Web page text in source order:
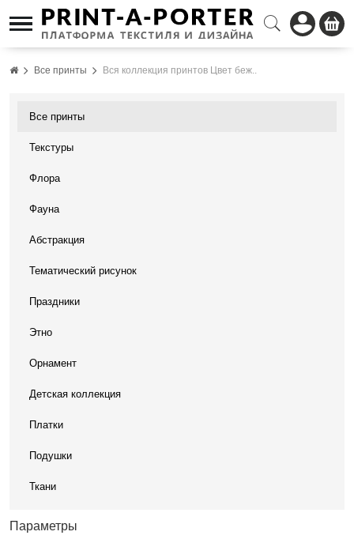
Все принты Вся коллекция принтов Цвет беж..
Все принты
Текстуры
Флора
Фауна
Абстракция
Тематический рисунок
Праздники
Этно
Орнамент
Детская коллекция
Платки
Подушки
Ткани
Параметры